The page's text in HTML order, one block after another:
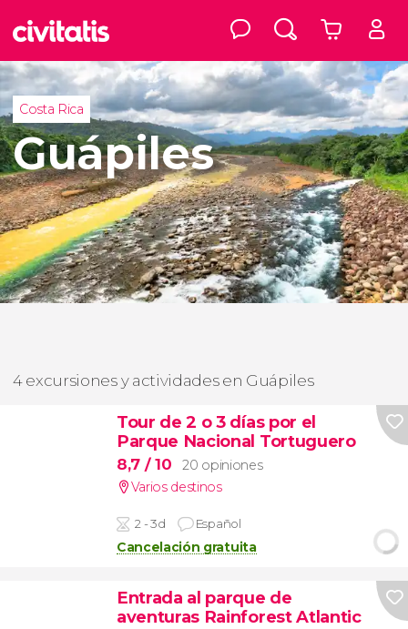
Costa Rica
Guápiles
4 excursiones y actividades en Guápiles
Tour de 2 o 3 días por el
Parque Nacional Tortuguero
8,7 / 10
20 opiniones
Varios destinos
2 - 3d Español
Cancelación gratuita
Entrada al parque de
aventuras Rainforest Atlantic